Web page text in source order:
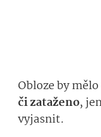
Obloze by
či zataženo,
vyjasnit.